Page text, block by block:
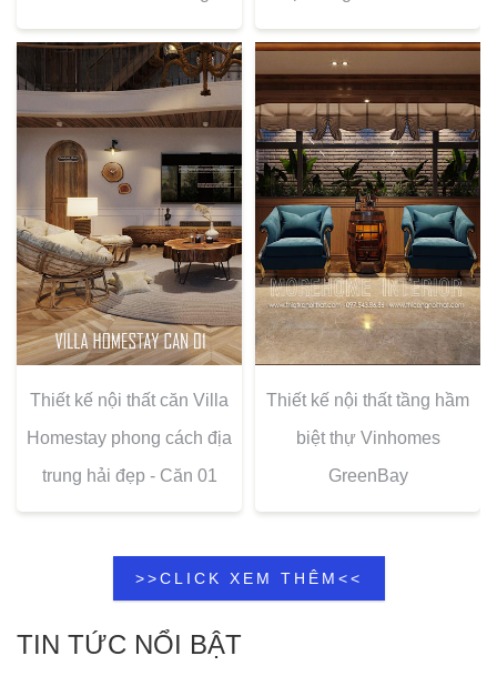
Thiết kế nội thất căn Villa
Homestay phong cách địa
trung hải đẹp - Căn 01
Thiết kế nội thất tầng hầm
biệt thự Vinhomes
GreenBay
>>CLICK XEM THÊM<<
TIN TỨC NỔI BẬT